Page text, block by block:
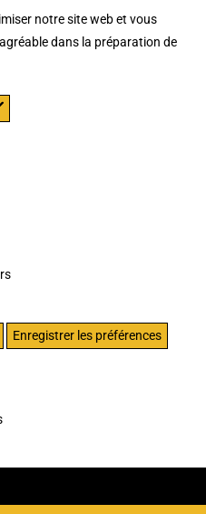
notre site web et vous
dans la préparation de
Enregistrer les préférences